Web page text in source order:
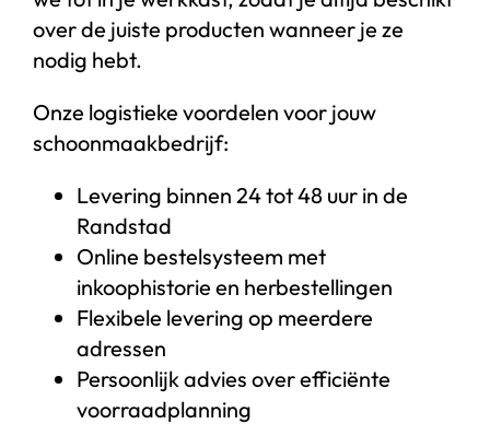
over de juiste producten wanneer je ze
nodig hebt.
Onze logistieke voordelen voor jouw
schoonmaakbedrijf:
Levering binnen 24 tot 48 uur in de
Randstad
Online bestelsysteem met
inkoophistorie en herbestellingen
Flexibele levering op meerdere
adressen
Persoonlijk advies over efficiënte
voorraadplanning